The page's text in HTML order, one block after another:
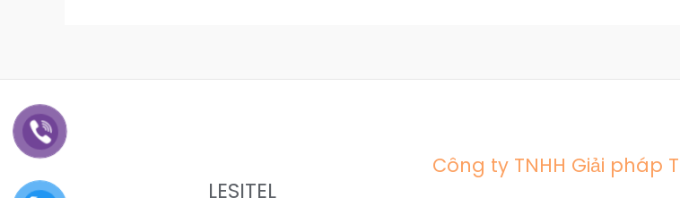
LESITEL
Công ty TNHH Giải pháp